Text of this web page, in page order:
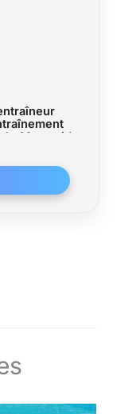
Max.poid
porte-